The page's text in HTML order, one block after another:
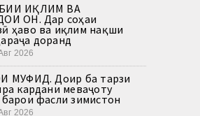
ИҚЛИМ ВА
ОН. Дар соҳаи
ҳаво ва иқлим нақши
доранд
2026
МУФИД. Доир ба тарзи
кардани меваҷоту
фасли зимистон
2026